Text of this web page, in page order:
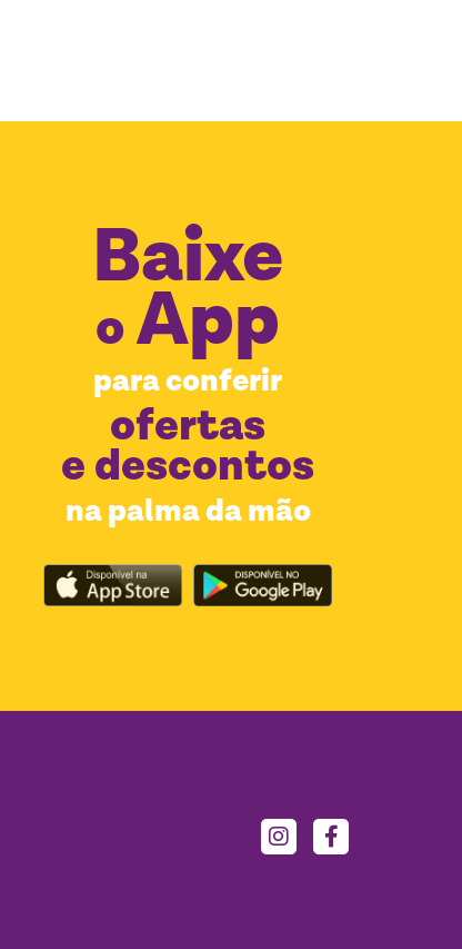
Baixe
oApp
para conferir
ofertas
e descontos
na palma da mão